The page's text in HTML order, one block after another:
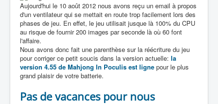
Aujourd'hui le 10 août 2012 nous avons reçu un email à propos
d'un ventilateur qui se mettait en route trop facilement lors des
phases de jeu. En effet, le jeu utilisait jusque là 100% du CPU
au risque de fournir 200 images par seconde là où 60 font
l'affaire.
Nous avons donc fait une parenthèse sur la réécriture du jeu
pour corriger ce petit soucis dans la version actuelle: la
version 4.55 de Mahjong In Poculis est ligne pour le plus
grand plaisir de votre batterie.
Pas de vacances pour nous